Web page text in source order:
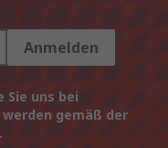
Anmelden
Sie uns bei
gemäß der